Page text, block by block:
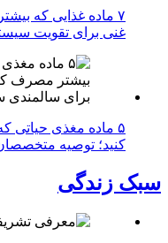
غنی برای تقویت
۵ ماده مغذی حیاتی
کنید؛ توصیه
سبک زندگی